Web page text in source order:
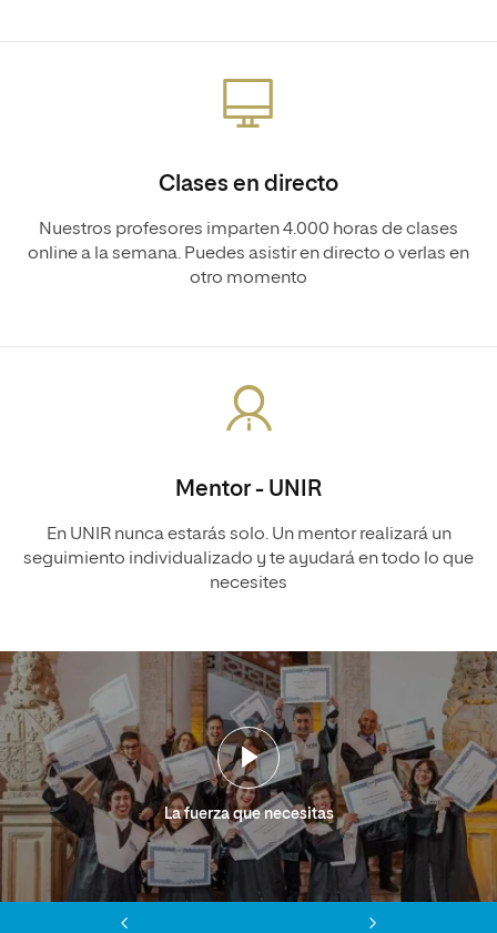
Clases en directo
Nuestros profesores imparten 4.000 horas de clases
online a la semana. Puedes asistir en directo o verlas en
otro momento
Mentor - UNIR
En UNIR nunca estarás solo. Un mentor realizará un
seguimiento individualizado y te ayudará en todo lo que
necesites
La fuerza que necesitas